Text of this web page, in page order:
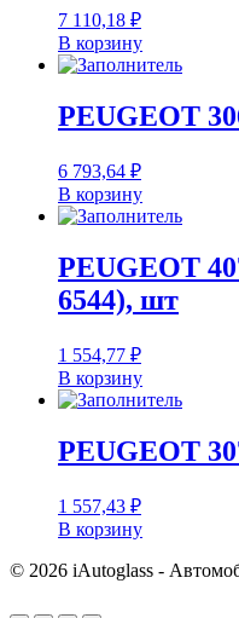
7 110,18 ₽
В корзину
PEUGEOT
6 793,64 ₽
В корзину
PEUGEOT
6544), шт
1 554,77 ₽
В корзину
PEUGEOT
1 557,43 ₽
В корзину
© 2026 iAutoglass -